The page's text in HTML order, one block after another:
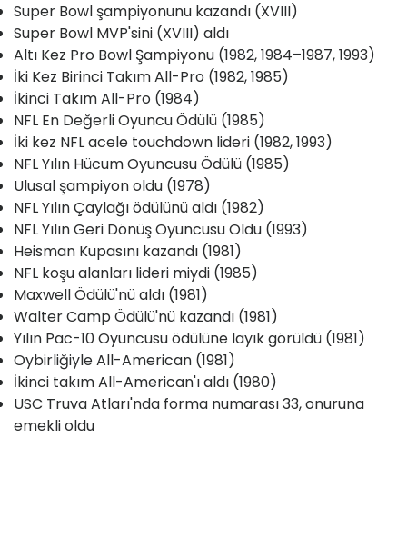
Super Bowl şampiyonunu kazandı (XVIII)
Super Bowl MVP'sini (XVIII) aldı
Altı Kez Pro Bowl Şampiyonu (1982, 1984–1987, 1993)
İki Kez Birinci Takım All-Pro (1982, 1985)
İkinci Takım All-Pro (1984)
NFL En Değerli Oyuncu Ödülü (1985)
İki kez NFL acele touchdown lideri (1982, 1993)
NFL Yılın Hücum Oyuncusu Ödülü (1985)
Ulusal şampiyon oldu (1978)
NFL Yılın Çaylağı ödülünü aldı (1982)
NFL Yılın Geri Dönüş Oyuncusu Oldu (1993)
Heisman Kupasını kazandı (1981)
NFL koşu alanları lideri miydi (1985)
Maxwell Ödülü'nü aldı (1981)
Walter Camp Ödülü'nü kazandı (1981)
Yılın Pac-10 Oyuncusu ödülüne layık görüldü (1981)
Oybirliğiyle All-American (1981)
İkinci takım All-American'ı aldı (1980)
USC Truva Atları'nda forma numarası 33, onuruna
emekli oldu